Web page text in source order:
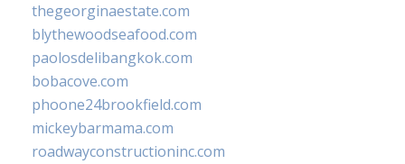
thegeorginaestate.com
blythewoodseafood.com
paolosdelibangkok.com
bobacove.com
phoone24brookfield.com
mickeybarmama.com
roadwayconstructioninc.com